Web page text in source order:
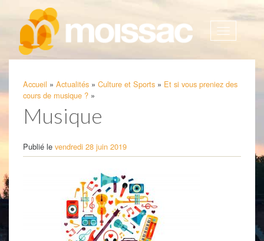
Afficher
Accueil » Actualités » Culture et Sports » Et si vous preniez des
cours de musique ? »
Musique
Publié le vendredi 28 juin 2019